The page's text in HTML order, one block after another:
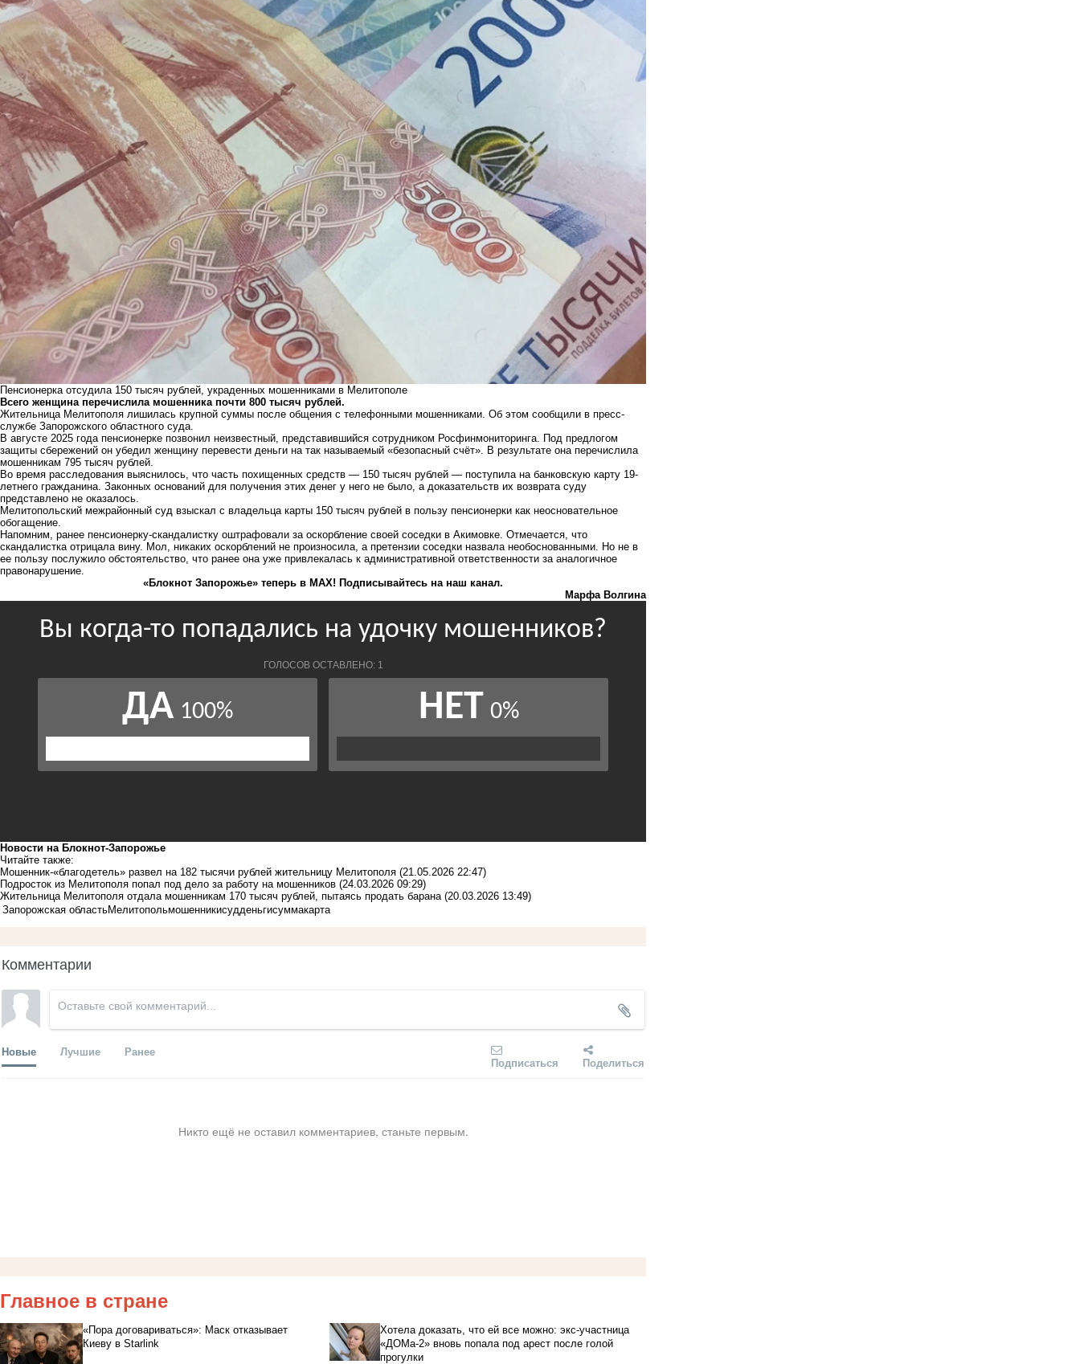
Пенсионерка отсудила 150 тысяч рублей, украденных мошенниками в Мелитополе
Всего женщина перечислила мошенника почти 800 тысяч рублей.
Жительница Мелитополя лишилась крупной суммы после общения с телефонными мошенниками. Об этом сообщили в пресс-
службе Запорожского областного суда.
В августе 2025 года пенсионерке позвонил неизвестный, представившийся сотрудником Росфинмониторинга. Под предлогом
защиты сбережений он убедил женщину перевести деньги на так называемый «безопасный счёт». В результате она перечислила
мошенникам 795 тысяч рублей.
Во время расследования выяснилось, что часть похищенных средств — 150 тысяч рублей — поступила на банковскую карту 19-
летнего гражданина. Законных оснований для получения этих денег у него не было, а доказательств их возврата суду
представлено не оказалось.
Мелитопольский межрайонный суд взыскал с владельца карты 150 тысяч рублей в пользу пенсионерки как неосновательное
обогащение.
Напомним, ранее пенсионерку-скандалистку оштрафовали за оскорбление своей соседки в Акимовке. Отмечается, что
скандалистка отрицала вину. Мол, никаких оскорблений не произносила, а претензии соседки назвала необоснованными. Но не в
ее пользу послужило обстоятельство, что ранее она уже привлекалась к административной ответственности за аналогичное
правонарушение.
«Блокнот Запорожье» теперь в MAX! Подписывайтесь на наш канал.
Марфа Волгина
Новости на Блoкнoт-Запорожье
Читайте также:
Мошенник-«благодетель» развел на 182 тысячи рублей жительницу Мелитополя (21.05.2026 22:47)
Подросток из Мелитополя попал под дело за работу на мошенников (24.03.2026 09:29)
Жительница Мелитополя отдала мошенникам 170 тысяч рублей, пытаясь продать барана (20.03.2026 13:49)
Запорожская областьМелитопольмошенникисудденьгисуммакарта
Комментарии
Новые Лучшие Ранее
Подписаться Поделиться
Никто ещё не оставил комментариев, станьте первым.
Главное в стране
«Пора договариваться»: Маск отказывает
Киеву в Starlink
Хотела доказать, что ей все можно: экс-участница
«ДОМа-2» вновь попала под арест после голой
прогулки